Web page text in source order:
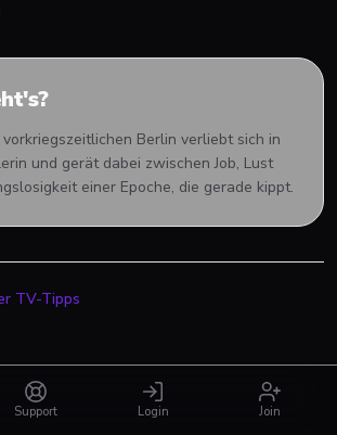
Berlin verliebt sich in
und gerät dabei zwischen Job, Lust
einer Epoche, die gerade kippt.
TV-Tipps
Support Login Join